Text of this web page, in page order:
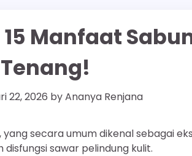
Manfaat
22, 2026 byAnanya Renjana
secara umum dikenal sebagai
disfungsi sawar pelindung kulit.